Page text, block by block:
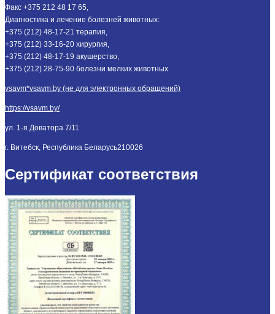
Факс +375 212 48 17 65,
Диагностика и лечение болезней животных:
+375 (212) 48-17-21 терапия,
+375 (212) 33-16-20 хирургия,
+375 (212) 48-17-19 акушерство,
+375 (212) 28-75-90 болезни мелких животных
vsavm*vsavm.by (не для электронных обращений)
https://vsavm.by/
ул. 1-я Доватора 7/11
г. Витебск, Республика Беларусь210026
Сертификат соответствия